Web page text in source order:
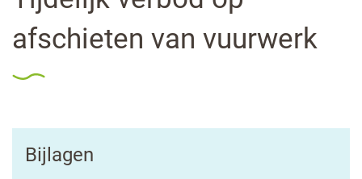
afschieten van vuurwerk
Bijlagen